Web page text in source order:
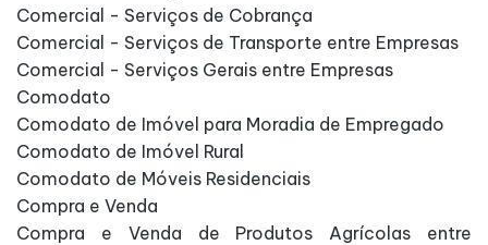
Comercial - Serviços de Cobrança
Comercial - Serviços de Transporte entre Empresas
Comercial - Serviços Gerais entre Empresas
Comodato
Comodato de Imóvel para Moradia de Empregado
Comodato de Imóvel Rural
Comodato de Móveis Residenciais
Compra e Venda
Compra e Venda de Produtos Agrícolas entre